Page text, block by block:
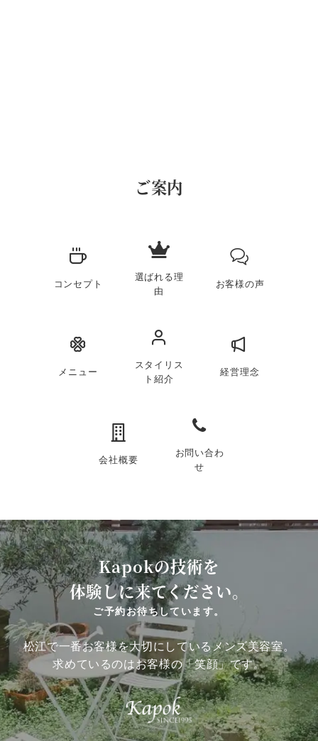
ご案内
コンセプト
選ばれる理
由
お客様の声
メニュー
スタイリス
ト紹介
経営理念
会社概要
お問い合わ
せ
Kapokの技術を
体験しに来てください。
ご予約お待ちしています。
松江で一番お客様を大切にしているメンズ美容室。
求めているのはお客様の「笑顔」です。